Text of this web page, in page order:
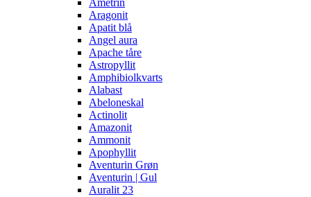
Ametrin
Aragonit
Apatit blå
Angel aura
Apache tåre
Astropyllit
Amphibiolkvarts
Alabast
Abeloneskal
Actinolit
Amazonit
Ammonit
Apophyllit
Aventurin Grøn
Aventurin | Gul
Auralit 23